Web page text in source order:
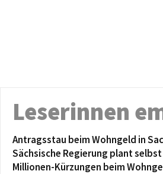
Leserinnen
Antragsstau beim Wohngeld in
Sächsische Regierung plant
Millionen-Kürzungen beim